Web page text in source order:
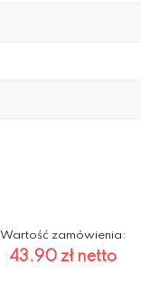
Wartość zamówienia:
43.90 złnetto